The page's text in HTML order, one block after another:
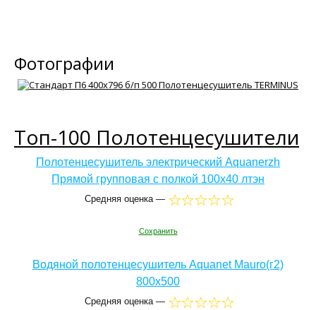
Фотографии
Топ-100 Полотенцесушители
Полотенцесушитель электрический Aquanerzh
Прямой групповая с полкой 100x40 лтэн
Средняя оценка —
Сохранить
Водяной полотенцесушитель Aquanet Mauro(г2)
800x500
Средняя оценка —